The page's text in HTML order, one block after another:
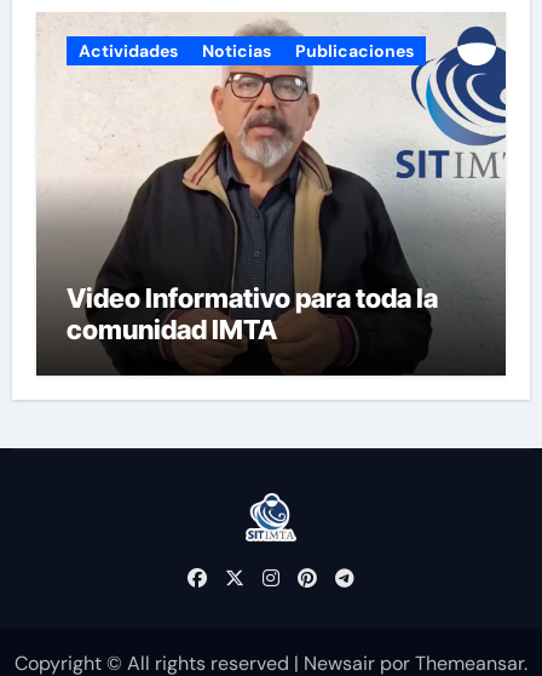
Actividades Noticias Publicaciones
Video Informativo para toda la
comunidad IMTA
Copyright © All rights reserved | Newsair porThemeansar.